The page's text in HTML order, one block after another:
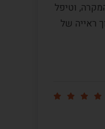
וטיפל
ראייה של